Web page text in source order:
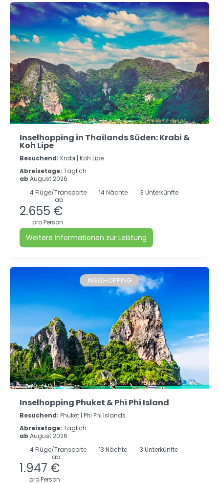
Inselhopping in Thailands Süden: Krabi &
Koh Lipe
Besuchend: Krabi | Koh Lipe
Abreisetage: Täglich
ab August 2026
4Flüge/Transporte 14Nächte
3 Unterkünfte
ab
2.655 €
pro Person
Weitere Informationen zur Leistung
INSELHOPPING
Inselhopping Phuket & Phi Phi Island
Besuchend: Phuket | Phi Phi Islands
Abreisetage: Täglich
ab August 2026
4Flüge/Transporte 13 Nächte
3 Unterkünfte
ab
1.947 €
pro Person